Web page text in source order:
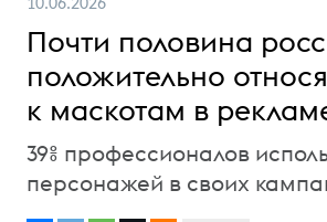
10.06.2026
Почти половина
положительно
к маскотам в
39% профессионалов
персонажей в своих